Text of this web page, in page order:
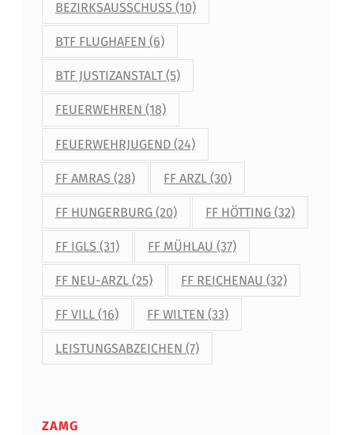
H
R
BEZIRKSAUSSCHUSS (10)
BTF FLUGHAFEN (6)
BTF JUSTIZANSTALT(5)
FEUERWEHREN (18)
FEUERWEHRJUGEND(24)
FF AMRAS (28) FF ARZL (30)
FF HUNGERBURG(20) FF HÖTTING (32)
FF IGLS (31) FF MÜHLAU (37)
FF NEU-ARZL(25) FF REICHENAU (32)
FF VILL(16) FF WILTEN (33)
LEISTUNGSABZEICHEN (7)
ZAMG